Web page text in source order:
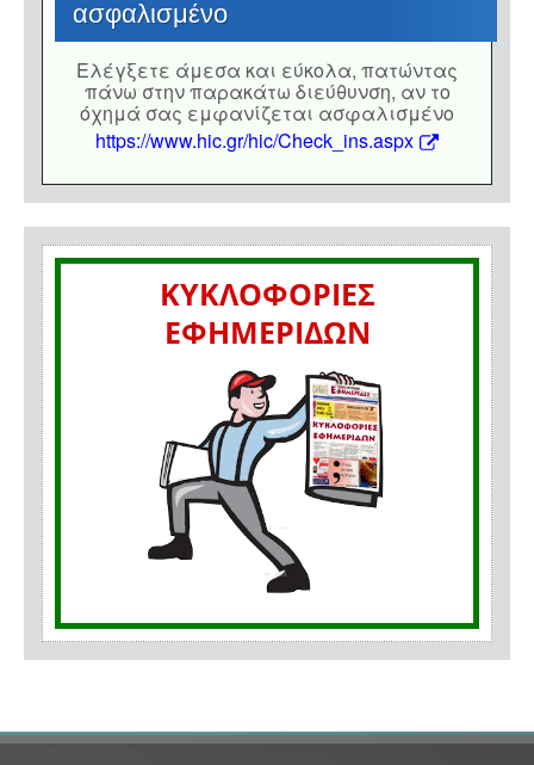
ασφαλισμένο
Eλέγξετε άμεσα και εύκολα, πατώντας
πάνω στην παρακάτω διεύθυνση, αν το
όχημά σας εμφανίζεται ασφαλισμένο
https://www.hic.gr/hic/Check_ins.aspx
ΚΥΚΛΟΦΟΡΙΕΣ
ΕΦΗΜΕΡΙΔΩΝ